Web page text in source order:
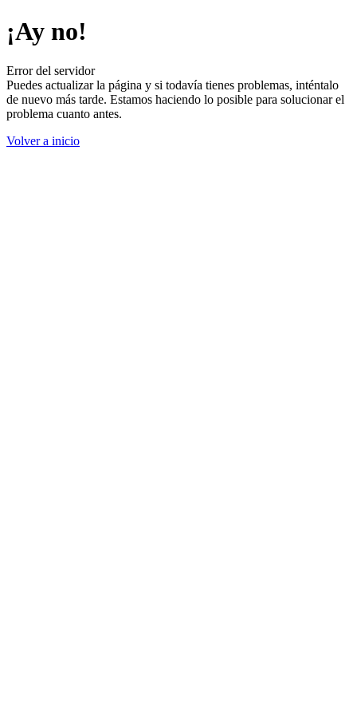
¡Ay no!
Error del servidor
Puedes actualizar la página y si todavía tienes problemas, inténtalo
de nuevo más tarde. Estamos haciendo lo posible para solucionar el
problema cuanto antes.
Volver a inicio